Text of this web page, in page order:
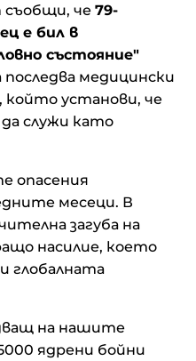
съобщи, че 79-
е бил в
състояние"
последва медицински
който установи, че
да служи като
опасения
месеци. В
загуба на
насилие, което
глобалната
на нашите
ядрени бойни